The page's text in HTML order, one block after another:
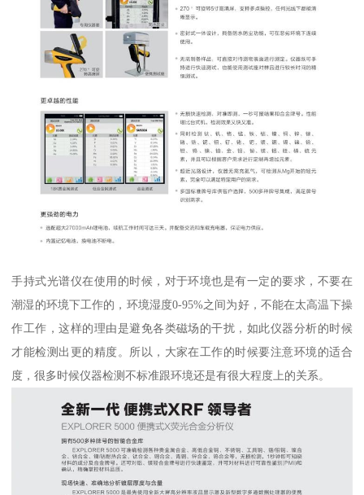
手持式光谱仪在使用的时候，对于环境也是有一定的要求，不要在
潮湿的环境下工作的，环境湿度0-95%之间为好，不能在太高温下操
作工作，这样的理由是避免各类磁场的干扰，如此仪器分析的时候
才能检测出更的精度。所以，大家在工作的时候要注意环境的适合
度，很多时候仪器检测不标准跟环境还是有很大程度上的关系。